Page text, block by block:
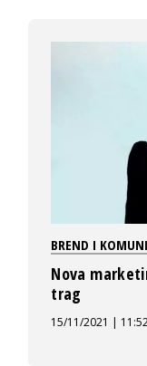
BREND I
Nova
trag
15/11/2021 |